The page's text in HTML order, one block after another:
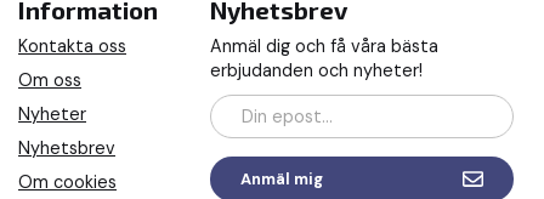
Information
Kontakta oss
Om oss
Nyheter
Nyhetsbrev
Om cookies
Nyhetsbrev
Anmäl dig och få våra bästa
erbjudanden och nyheter!
Anmäl mig